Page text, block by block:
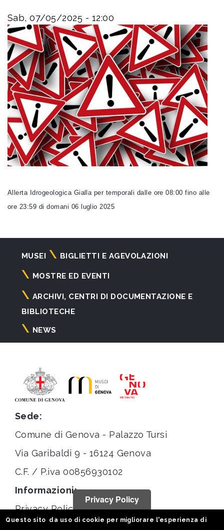
Sab, 07/05/2025 - 12:00
Allerta Idrogeologica Gialla per temporali dalle ore 08:00 fino alle
ore 23:59 di domani 06 luglio 2025
Navigazione
principale
MUSEI BIGLIETTI E AGEVOLAZIONI
MOSTRE ED EVENTI
ARCHIVI, CENTRI DI DOCUMENTAZIONE E
BIBLIOTECHE
NEWS
Sede:
Comune di Genova - Palazzo Tursi
Via Garibaldi 9 - 16124 Genova
C.F. / P.iva 00856930102
Informazioni:
Privacy Policy
Privacy Policy
Questo sito da uso di cookie per migliorare l'esperienza di